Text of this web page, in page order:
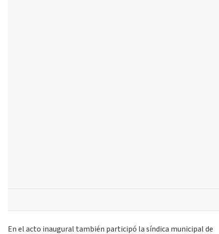
En el acto inaugural también participó la síndica municipal de